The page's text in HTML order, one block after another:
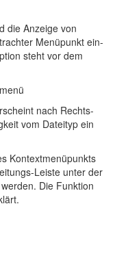
die Anzeige von
Menüpunkt ein-
steht vor dem
nach Rechts-
vom Dateityp ein
Kontextmenüpunkts
Leiste unter der
Die Funktion